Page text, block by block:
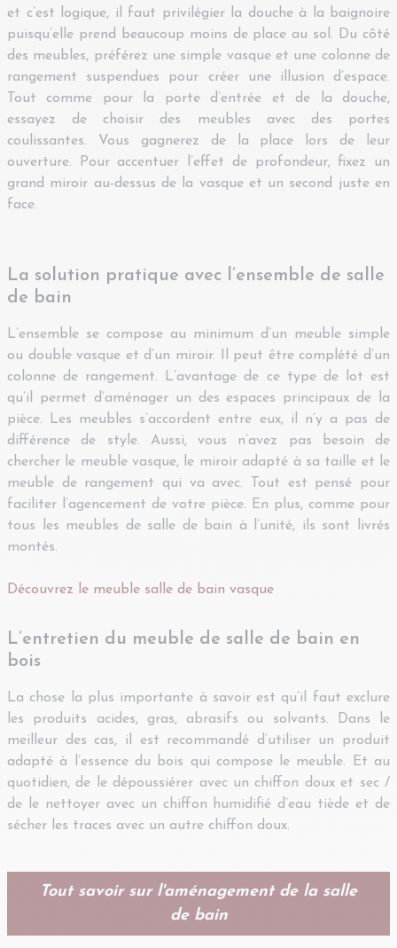
et c’est logique, il faut privilégier la douche à la baignoire
puisqu’elle prend beaucoup moins de place au sol. Du côté
des meubles, préférez une simple vasque et une colonne de
rangement suspendues pour créer une illusion d’espace.
Tout comme pour la porte d’entrée et de la douche,
essayez de choisir des meubles avec des portes
coulissantes. Vous gagnerez de la place lors de leur
ouverture. Pour accentuer l’effet de profondeur, fixez un
grand miroir au-dessus de la vasque et un second juste en
face.
La solution pratique avec l’ensemble de salle
de bain
L’ensemble se compose au minimum d’un meuble simple
ou double vasque et d’un miroir. Il peut être complété d’un
colonne de rangement. L’avantage de ce type de lot est
qu’il permet d’aménager un des espaces principaux de la
pièce. Les meubles s’accordent entre eux, il n’y a pas de
différence de style. Aussi, vous n’avez pas besoin de
chercher le meuble vasque, le miroir adapté à sa taille et le
meuble de rangement qui va avec. Tout est pensé pour
faciliter l’agencement de votre pièce. En plus, comme pour
tous les meubles de salle de bain à l’unité, ils sont livrés
montés.
Découvrez le meuble salle de bain vasque
L’entretien du meuble de salle de bain en
bois
La chose la plus importante à savoir est qu’il faut exclure
les produits acides, gras, abrasifs ou solvants. Dans le
meilleur des cas, il est recommandé d’utiliser un produit
adapté à l’essence du bois qui compose le meuble. Et au
quotidien, de le dépoussiérer avec un chiffon doux et sec /
de le nettoyer avec un chiffon humidifié d’eau tiède et de
sécher les traces avec un autre chiffon doux.
Tout savoir sur l'aménagement de la salle
de bain